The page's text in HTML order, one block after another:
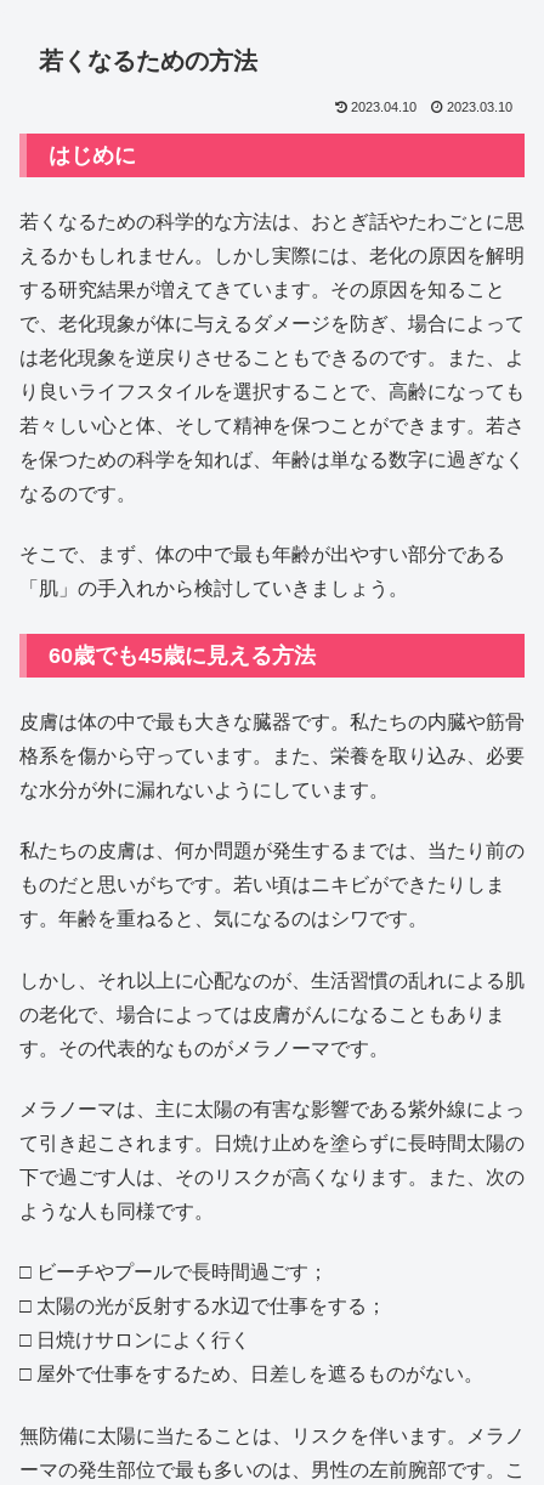
若くなるための方法
2023.04.10 2023.03.10
はじめに
若くなるための科学的な方法は、おとぎ話やたわごとに思
えるかもしれません。しかし実際には、老化の原因を解明
する研究結果が増えてきています。その原因を知ること
で、老化現象が体に与えるダメージを防ぎ、場合によって
は老化現象を逆戻りさせることもできるのです。また、よ
り良いライフスタイルを選択することで、高齢になっても
若々しい心と体、そして精神を保つことができます。若さ
を保つための科学を知れば、年齢は単なる数字に過ぎなく
なるのです。
そこで、まず、体の中で最も年齢が出やすい部分である
「肌」の手入れから検討していきましょう。
60歳でも45歳に見える方法
皮膚は体の中で最も大きな臓器です。私たちの内臓や筋骨
格系を傷から守っています。また、栄養を取り込み、必要
な水分が外に漏れないようにしています。
私たちの皮膚は、何か問題が発生するまでは、当たり前の
ものだと思いがちです。若い頃はニキビができたりしま
す。年齢を重ねると、気になるのはシワです。
しかし、それ以上に心配なのが、生活習慣の乱れによる肌
の老化で、場合によっては皮膚がんになることもありま
す。その代表的なものがメラノーマです。
メラノーマは、主に太陽の有害な影響である紫外線によっ
て引き起こされます。日焼け止めを塗らずに長時間太陽の
下で過ごす人は、そのリスクが高くなります。また、次の
ような人も同様です。
□ ビーチやプールで長時間過ごす；
□ 太陽の光が反射する水辺で仕事をする；
□ 日焼けサロンによく行く
□ 屋外で仕事をするため、日差しを遮るものがない。
無防備に太陽に当たることは、リスクを伴います。メラノ
ーマの発生部位で最も多いのは、男性の左前腕部です。こ